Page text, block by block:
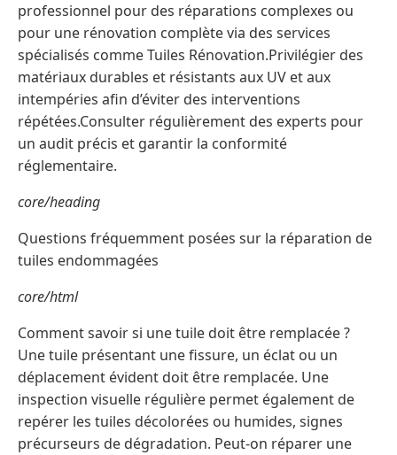
professionnel pour des réparations complexes ou
pour une rénovation complète via des services
spécialisés comme Tuiles Rénovation.Privilégier des
matériaux durables et résistants aux UV et aux
intempéries afin d’éviter des interventions
répétées.Consulter régulièrement des experts pour
un audit précis et garantir la conformité
réglementaire.
core/heading
Questions fréquemment posées sur la réparation de
tuiles endommagées
core/html
Comment savoir si une tuile doit être remplacée ?
Une tuile présentant une fissure, un éclat ou un
déplacement évident doit être remplacée. Une
inspection visuelle régulière permet également de
repérer les tuiles décolorées ou humides, signes
précurseurs de dégradation. Peut-on réparer une